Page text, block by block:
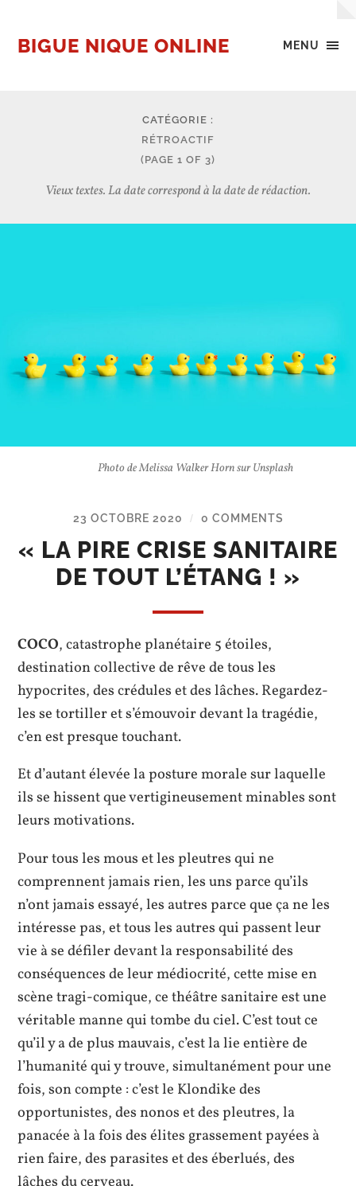
MENU
BIGUE NIQUE ONLINE
CATÉGORIE :
RÉTROACTIF
(PAGE 1 OF 3)
Vieux textes. La date correspond à la date de rédaction.
Photo de Melissa Walker Horn sur Unsplash
23 OCTOBRE 2020 / 0 COMMENTS
« LA PIRE CRISE SANITAIRE
DE TOUT L’ÉTANG ! »
COCO, catastrophe planétaire 5 étoiles,
destination collective de rêve de tous les
hypocrites, des crédules et des lâches. Regardez-
les se tortiller et s’émouvoir devant la tragédie,
c’en est presque touchant.
Et d’autant élevée la posture morale sur laquelle
ils se hissent que vertigineusement minables sont
leurs motivations.
Pour tous les mous et les pleutres qui ne
comprennent jamais rien, les uns parce qu’ils
n’ont jamais essayé, les autres parce que ça ne les
intéresse pas, et tous les autres qui passent leur
vie à se défiler devant la responsabilité des
conséquences de leur médiocrité, cette mise en
scène tragi-comique, ce théâtre sanitaire est une
véritable manne qui tombe du ciel. C’est tout ce
qu’il y a de plus mauvais, c’est la lie entière de
l’humanité qui y trouve, simultanément pour une
fois, son compte : c’est le Klondike des
opportunistes, des nonos et des pleutres, la
panacée à la fois des élites grassement payées à
rien faire, des parasites et des éberlués, des
lâches du cerveau.